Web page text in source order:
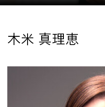
木米 真理恵